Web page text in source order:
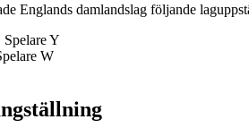
Englands damlandslag följande
Spelare Y
W